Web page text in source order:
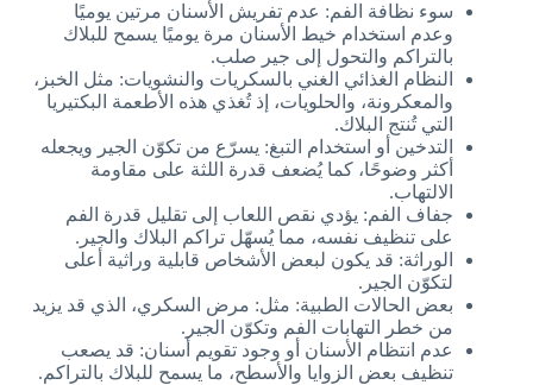
سوء نظافة الفم: عدم تفريش الأسنان مرتين يوميًا
وعدم استخدام خيط الأسنان مرة يوميًا يسمح للبلاك
بالتراكم والتحول إلى جير صلب.
النظام الغذائي الغني بالسكريات والنشويات: مثل الخبز،
والمعكرونة، والحلويات، إذ تُغذي هذه الأطعمة البكتيريا
التي تُنتج البلاك.
التدخين أو استخدام التبغ: يسرّع من تكوّن الجير ويجعله
أكثر وضوحًا، كما يُضعف قدرة اللثة على مقاومة
الالتهاب.
جفاف الفم: يؤدي نقص اللعاب إلى تقليل قدرة الفم
على تنظيف نفسه، مما يُسهّل تراكم البلاك والجير.
الوراثة: قد يكون لبعض الأشخاص قابلية وراثية أعلى
لتكوّن الجير.
بعض الحالات الطبية: مثل: مرض السكري، الذي قد يزيد
من خطر التهابات الفم وتكوّن الجير.
عدم انتظام الأسنان أو وجود تقويم أسنان: قد يصعب
تنظيف بعض الزوايا والأسطح، ما يسمح للبلاك بالتراكم.